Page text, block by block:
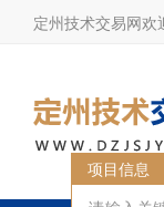
定州技术交易网欢
项目信息